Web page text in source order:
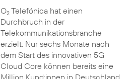
O2Telefónica hat einen
Durchbruch in der
Telekommunikationsbranche
erzielt: Nur sechs Monate nach
dem Start des innovativen 5G
Cloud Core können bereits eine
Million Kund:innen in Deutschland